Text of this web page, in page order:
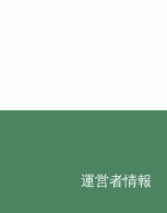
運営者情報